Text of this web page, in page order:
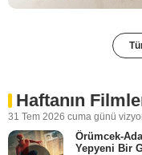
Haftanın
31 Tem 2026 cuma günü
Örümcek-
Yepyeni Bir